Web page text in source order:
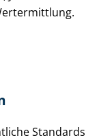
Standards